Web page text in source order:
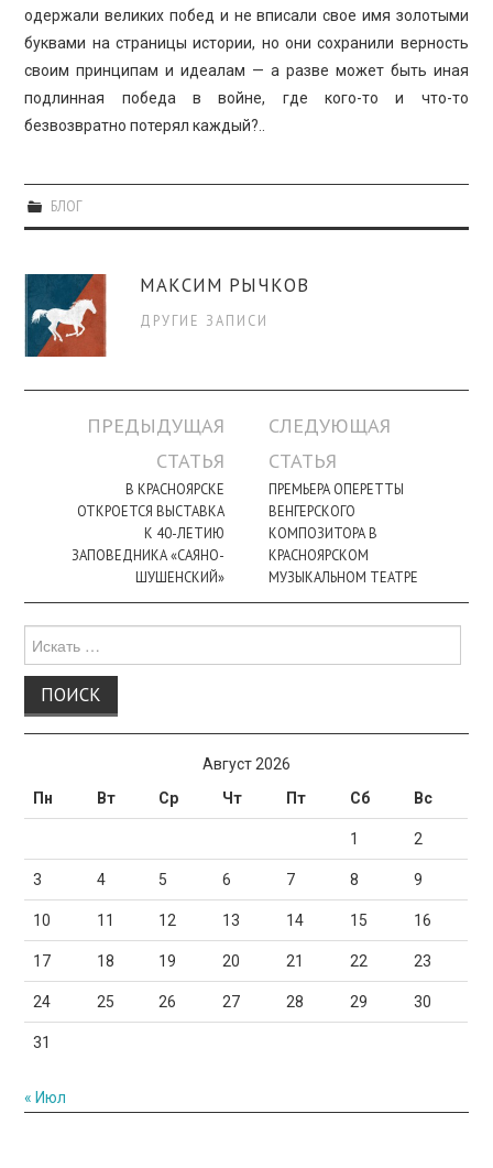
одержали великих побед и не вписали свое имя золотыми
буквами на страницы истории, но они сохранили верность
своим принципам и идеалам — а разве может быть иная
подлинная победа в войне, где кого-то и что-то
безвозвратно потерял каждый?..
БЛОГ
МАКСИМ РЫЧКОВ
ДРУГИЕ ЗАПИСИ
Навигация
ПРЕДЫДУЩАЯ
СТАТЬЯ
В КРАСНОЯРСКЕ
ОТКРОЕТСЯ ВЫСТАВКА
К 40-ЛЕТИЮ
ЗАПОВЕДНИКА «САЯНО-
ШУШЕНСКИЙ»
СЛЕДУЮЩАЯ
СТАТЬЯ
ПРЕМЬЕРА ОПЕРЕТТЫ
ВЕНГЕРСКОГО
КОМПОЗИТОРА В
КРАСНОЯРСКОМ
МУЗЫКАЛЬНОМ ТЕАТРЕ
для:
Август 2026
Пн
Вт Ср Чт Пт Сб Вс
1 2
3 4 5 6 7 8 9
10 11 12 13 14 15 16
17 18 19 20 21 22 23
24 25 26 27 28 29 30
31
« Июл